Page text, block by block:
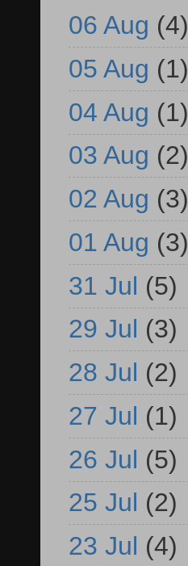
06 Aug (4)
05 Aug (1)
04 Aug (1)
03 Aug (2)
02 Aug (3)
01 Aug (3)
31 Jul (5)
29 Jul (3)
28 Jul (2)
27 Jul (1)
26 Jul (5)
25 Jul (2)
23 Jul (4)